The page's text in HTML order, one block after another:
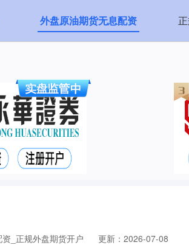
外盘原油期货无息配资
_正规外盘期货开户
更新：2026-07-08